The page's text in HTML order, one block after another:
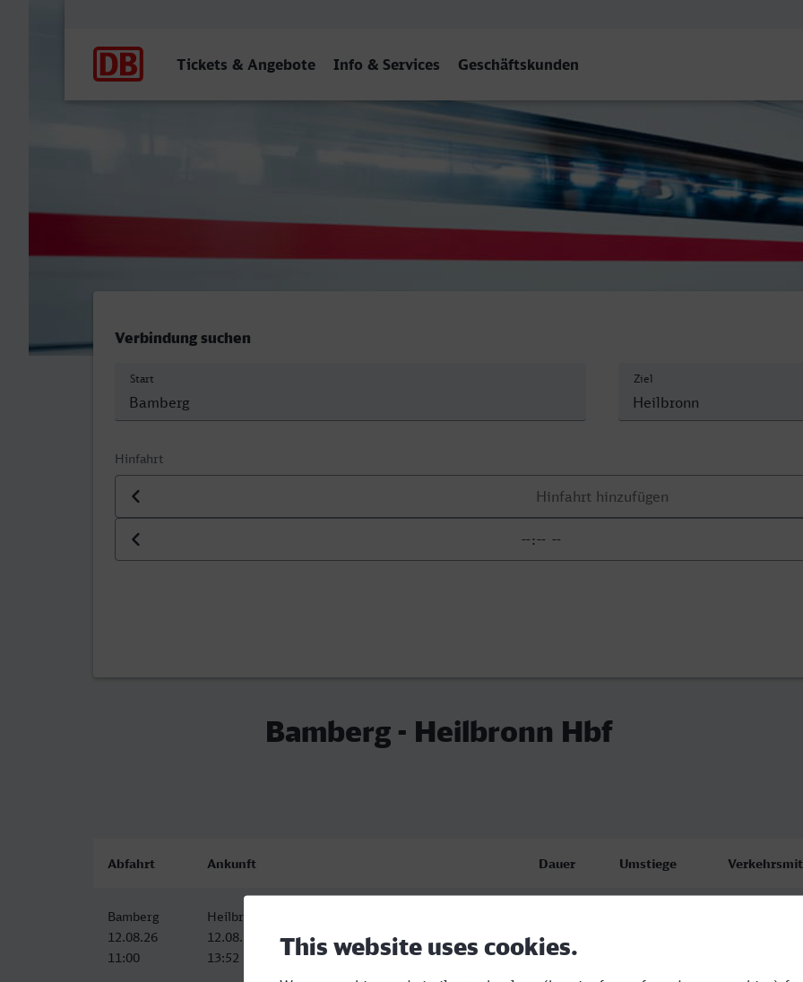
Tickets & Angebote Info & Services Geschäftskunden
Verbindung suchen
Start Ziel
Hinfahrt
Datum der Hinfahrt
Uhrzeit der Hinfahrt
Bamberg - Heilbronn Hbf
Abfahrt Ankunft Dauer Umstiege
Bamberg
12.08.26
11:00
Heilbronn Hbf
12.08.26
13:52